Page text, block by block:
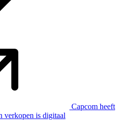
Capcom heeft
verkopen is digitaal